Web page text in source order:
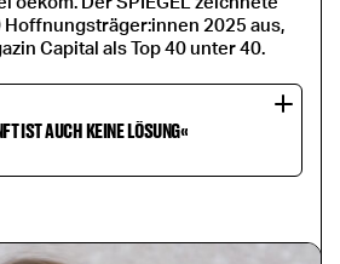
Hoffnungsträger:innen 2025 aus,
Capital als Top 40 unter 40.
IST AUCH KEINE LÖSUNG«